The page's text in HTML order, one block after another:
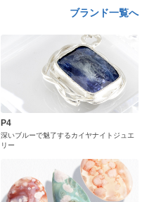
ブランド一覧へ
P4
深いブルーで魅了するカイヤナイトジュエ
リー